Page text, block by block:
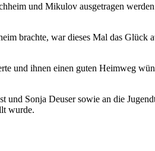
und Mikulov ausgetragen
brachte, war dieses Mal das
und ihnen einen guten Heimweg
Sonja Deuser sowie an die
wurde.